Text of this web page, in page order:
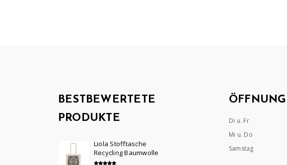
BESTBEWERTETE
PRODUKTE
Liola Stofftasche
Recycling Baumwolle
Di u. Fr
Mi u. Do
Samstag